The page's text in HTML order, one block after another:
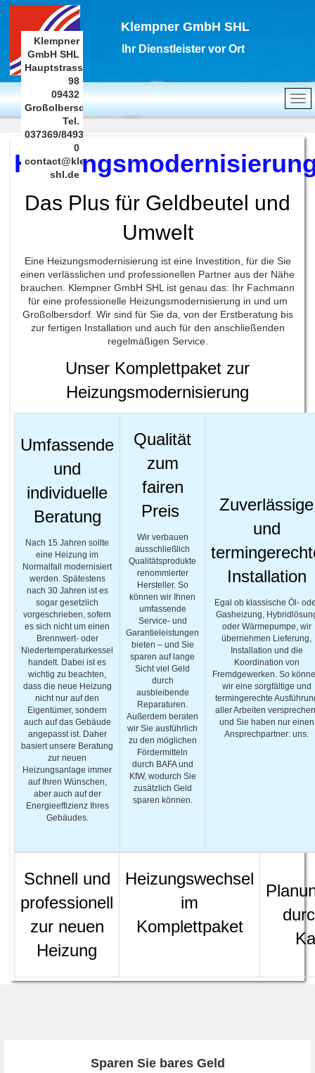
Klempner GmbH SHL
Ihr Dienstleister vor Ort
Klempner
GmbH SHL
Hauptstrasse
98
09432
Großolbersdorf
Tel.
037369/8493-
0
contact@klempner-
shl.de
Das Plus für Geldbeutel und
Umwelt
Eine Heizungsmodernisierung ist eine Investition, für die Sie
einen verlässlichen und professionellen Partner aus der Nähe
brauchen. Klempner GmbH SHL ist genau das: Ihr Fachmann
für eine professionelle Heizungsmodernisierung in und um
Großolbersdorf. Wir sind für Sie da, von der Erstberatung bis
zur fertigen Installation und auch für den anschließenden
regelmäßigen Service.
Unser Komplettpaket zur
Heizungsmodernisierung
Umfassende
und
individuelle
Beratung
Nach 15 Jahren sollte
eine Heizung im
Normalfall modernisiert
werden. Spätestens
nach 30 Jahren ist es
sogar gesetzlich
vorgeschrieben, sofern
es sich nicht um einen
Brennwert- oder
Niedertemperaturkessel
handelt. Dabei ist es
wichtig zu beachten,
dass die neue Heizung
nicht nur auf den
Eigentümer, sondern
auch auf das Gebäude
angepasst ist. Daher
basiert unsere Beratung
zur neuen
Heizungsanlage immer
auf Ihren Wünschen,
aber auch auf der
Energieeffizienz Ihres
Gebäudes.
Qualität
zum
fairen
Preis
Wir verbauen
ausschließlich
Qualitätsprodukte
renommierter
Hersteller. So
können wir Ihnen
umfassende
Service- und
Garantieleistungen
bieten – und Sie
sparen auf lange
Sicht viel Geld
durch
ausbleibende
Reparaturen.
Außerdem beraten
wir Sie ausführlich
zu den möglichen
Fördermitteln
durch BAFA und
KfW, wodurch Sie
zusätzlich Geld
sparen können.
Zuverlässige
und
Installation
Egal ob klassische Öl-
Gasheizung,
oder Wärmepumpe, wir
übernehmen Lieferung,
Installation und die
Koordination von
Fremdgewerken. So
wir eine sorgfältige und
termingerechte
aller Arbeiten
und Sie haben nur einen
Ansprechpartner: uns.
Schnell und
professionell
zur neuen
Heizung
Heizungswechsel
im
Komplettpaket
Sparen Sie bares Geld